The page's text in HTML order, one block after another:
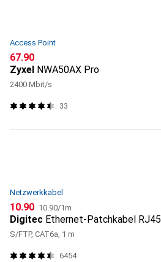
Access Point
CHF
67.90
Zyxel NWA50AX Pro
2400 Mbit/s
33
Netzwerkkabel
CHF
10.90 CHF
10.90/1m
Digitec Ethernet-Patchkabel RJ45
S/FTP, CAT6a, 1 m
6454